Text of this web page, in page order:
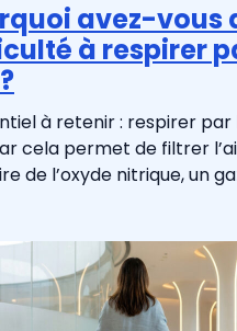
avez-vous
à respirer
à retenir : respirer
cela permet de filtrer
de l’oxyde nitrique, un